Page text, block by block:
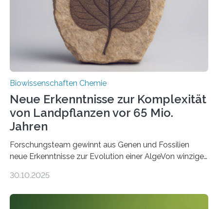
Funktionsfähigkeit der Organellen entscheidend ist. Die
Studie wurde am 28. Oktober 2025 in der
Fachzeitschrift…
Biowissenschaften Chemie
Neue Erkenntnisse zur Komplexität
von Landpflanzen vor 65 Mio.
Jahren
Forschungsteam gewinnt aus Genen und Fossilien
neue Erkenntnisse zur Evolution einer AlgeVon winzigen
Landpflanzen zählen zu den komplexesten
30.10.2025